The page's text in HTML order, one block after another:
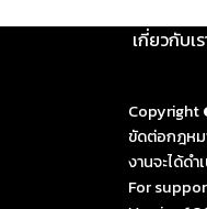
เกี่ยวกับเ
Copyright
ขัดต่อกฎหม
งานจะได้ด
For